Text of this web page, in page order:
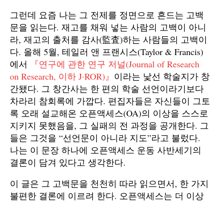
그런데 요즘 나는 그 전제를 정면으로 흔드는 고백
문을 읽는다. 재고를 채워 넣는 사람의 고백이 아니
라, 재고의 출처를 감사(監査)하는 사람들의 고백이
다. 올해 5월, 테일러 앤 프랜시스(Taylor & Francis)
에서
『연구에 관한 연구 저널(Journal of Research
on Research, 이하 J·ROR)』 이라는 낯선 학술지가 창
간됐다. 그 창간사는 한 편의 학술 선언이라기보다
차라리 참회록에 가깝다. 편집자들은 자신들이 그토
록 오래 설교해온 오픈액세스(OA)의 이상을 스스로
지키지 못했음을, 그 실패의 전 과정을 공개한다. 그
들은 그것을 “선언문이 아니라 지도”라고 불렀다.
나는 이 문장 하나에 오픈액세스 운동 사반세기의
결론이 담겨 있다고 생각한다.
이 글은 그 고백문을 천천히 따라 읽으면서, 한 가지
불편한 결론에 이르려 한다. 오픈액세스는 더 이상